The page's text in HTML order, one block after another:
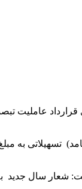
شعار سال